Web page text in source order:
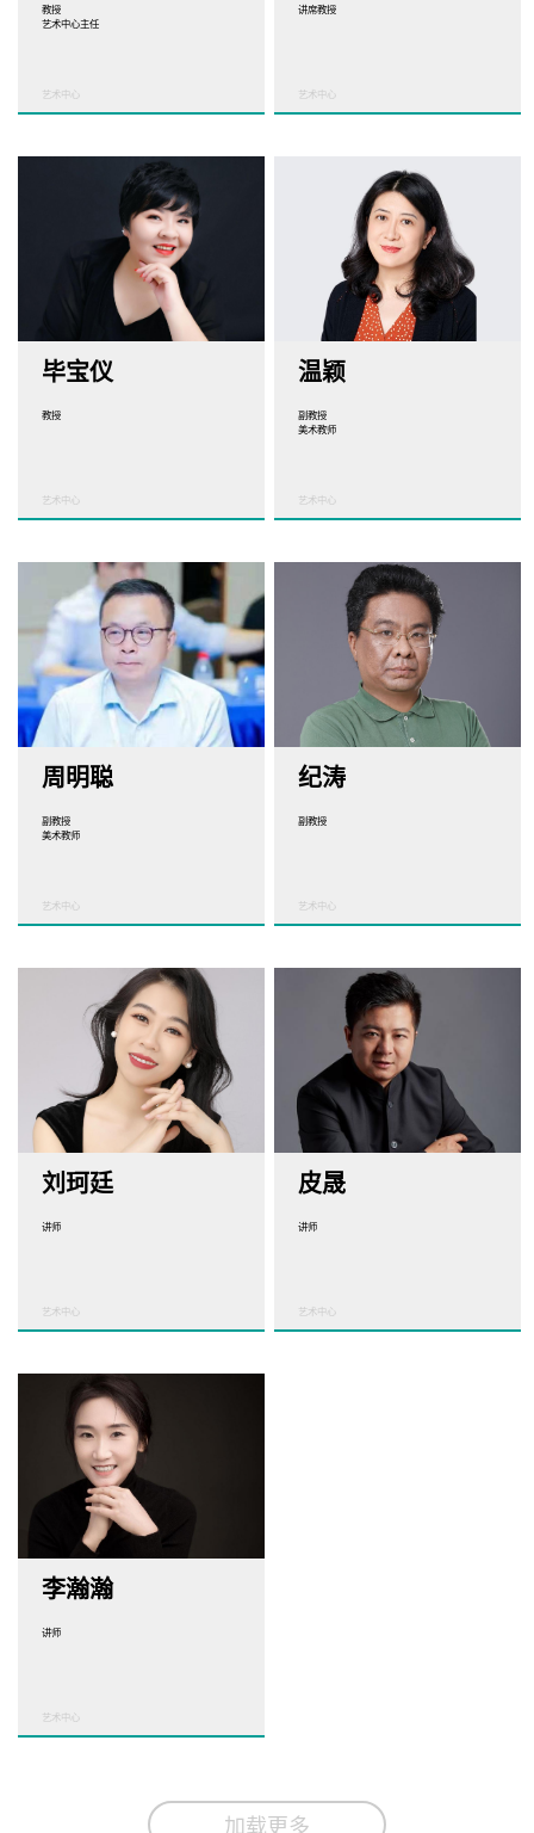
教授
艺术中心主任
艺术中心
讲席教授
艺术中心
毕宝仪
教授
艺术中心
温颖
副教授
美术教师
艺术中心
周明聪
副教授
美术教师
艺术中心
纪涛
副教授
艺术中心
刘珂廷
讲师
艺术中心
皮晟
讲师
艺术中心
李瀚瀚
讲师
艺术中心
加载更多